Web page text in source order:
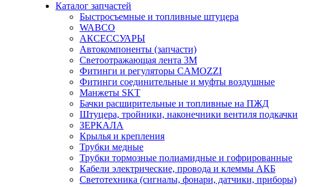
Каталог запчастей
Быстросъемные и топливные штуцера
WABCO
АКСЕССУАРЫ
Автокомпоненты (запчасти)
Светоотражающая лента 3М
Фитинги и регуляторы CAMOZZI
Фитинги соединительные и муфты воздушные
Манжеты SKT
Бачки расширительные и топливные на ПЖД
Штуцера, тройники, наконечники вентиля подкачки
ЗЕРКАЛА
Крылья и крепления
Трубки медные
Трубки тормозные полиамидные и гофрированные
Кабели электрические, провода и клеммы АКБ
Светотехника (сигналы, фонари, датчики, приборы)